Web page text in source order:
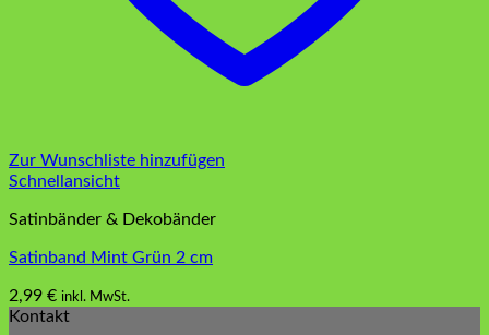
Zur Wunschliste hinzufügen
Schnellansicht
Satinbänder & Dekobänder
Satinband Mint Grün 2 cm
2,99 € inkl. MwSt.
Kontakt